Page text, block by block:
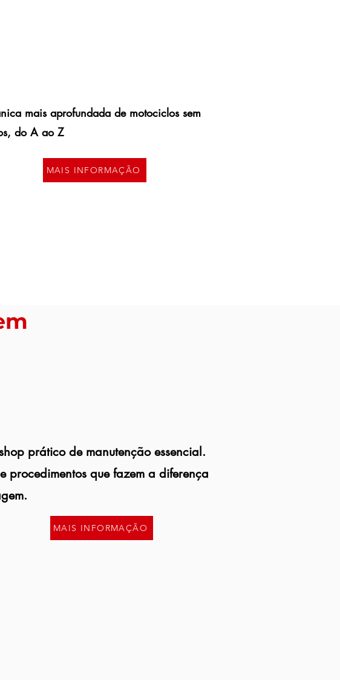
mais aprofundada de motociclos sem
do A ao Z
MAIS INFORMAÇÃO
prático de manutenção essencial.
procedimentos que fazem a diferença
MAIS INFORMAÇÃO